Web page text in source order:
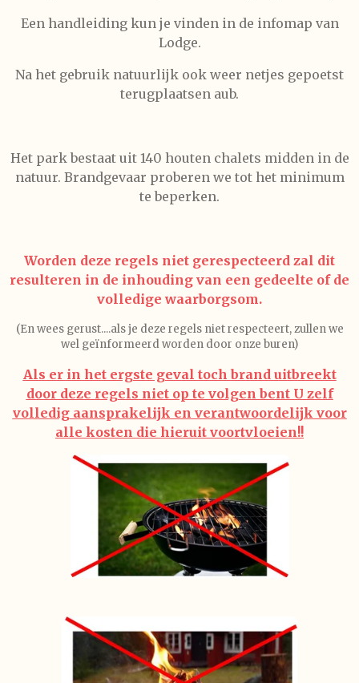
Een handleiding kun je vinden in de infomap van
Lodge.
Na het gebruik natuurlijk ook weer netjes gepoetst
terugplaatsen aub.
Het park bestaat uit 140 houten chalets midden in de
natuur. Brandgevaar proberen we tot het minimum
te beperken.
Worden deze regels niet gerespecteerd zal dit
resulteren in de inhouding van een gedeelte of de
volledige waarborgsom.
(En wees gerust....als je deze regels niet respecteert, zullen we
wel geïnformeerd worden door onze buren)
Als er in het ergste geval toch brand uitbreekt
door deze regels niet op te volgen bent U zelf
volledig aansprakelijk en verantwoordelijk voor
alle kosten die hieruit voortvloeien!!